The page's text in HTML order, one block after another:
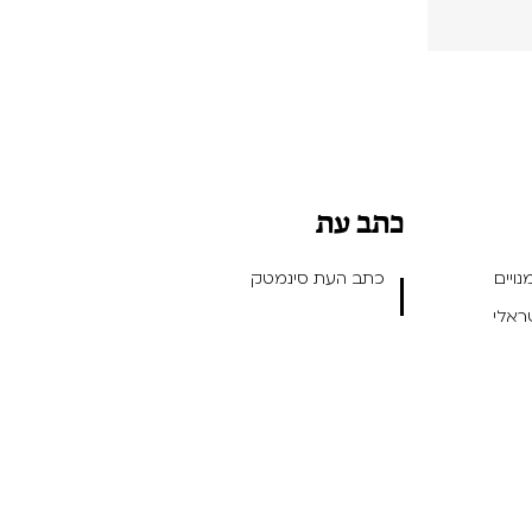
כתב עת
כתב העת סינמטק